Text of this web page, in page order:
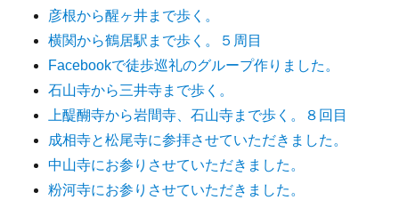
彦根から醒ヶ井まで歩く。
横関から鶴居駅まで歩く。５周目
Facebookで徒歩巡礼のグループ作りました。
石山寺から三井寺まで歩く。
上醍醐寺から岩間寺、石山寺まで歩く。８回目
成相寺と松尾寺に参拝させていただきました。
中山寺にお参りさせていただきました。
粉河寺にお参りさせていただきました。